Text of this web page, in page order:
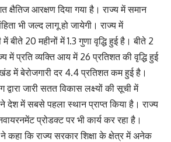
क्षैतिज आरक्षण दिया गया है। राज्य में समान
भी जल्द लागू हो जायेगी। राज्य में
में बीते 20 महीनों में 1.3 गुणा वृद्धि हुई है। बीते 2
में प्रति व्यक्ति आय में 26 प्रतिशत की वृद्धि हुई
में बेरोजगारी दर 4.4 प्रतिशत कम हुई है।
द्वारा जारी सतत विकास लक्ष्यों की सूची में
देश में सबसे पहला स्थान प्राप्त किया है। राज्य
प्रोडक्ट पर भी कार्य कर रहा है।
कहा कि राज्य सरकार शिक्षा के क्षेत्र में अनेक